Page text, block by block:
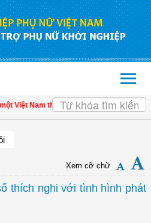
Việt Nam thịnh vượng | Hội LHPN tỉnh
Xem cỡ chữ
thích nghi với tình hình phát